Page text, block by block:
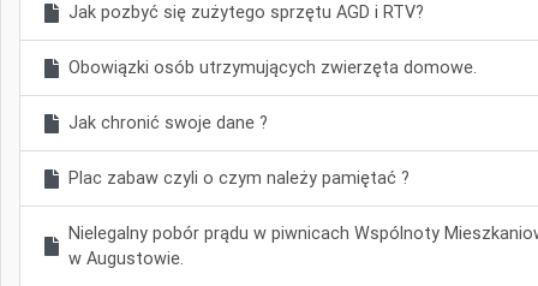
Jak pozbyć się zużytego sprzętu AGD i RTV?
Obowiązki osób utrzymujących zwierzęta domowe.
Jak chronić swoje dane ?
Plac zabaw czyli o czym należy pamiętać ?
Nielegalny pobór prądu w piwnicach Wspólnoty
w Augustowie.